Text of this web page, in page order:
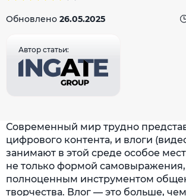
Обновлено 26.05.2025
Автор статьи:
Современный мир трудно
цифрового контента, и влоги
занимают в этой среде особое
не только формой
полноценным инструментом
творчества. Влог — это больше,